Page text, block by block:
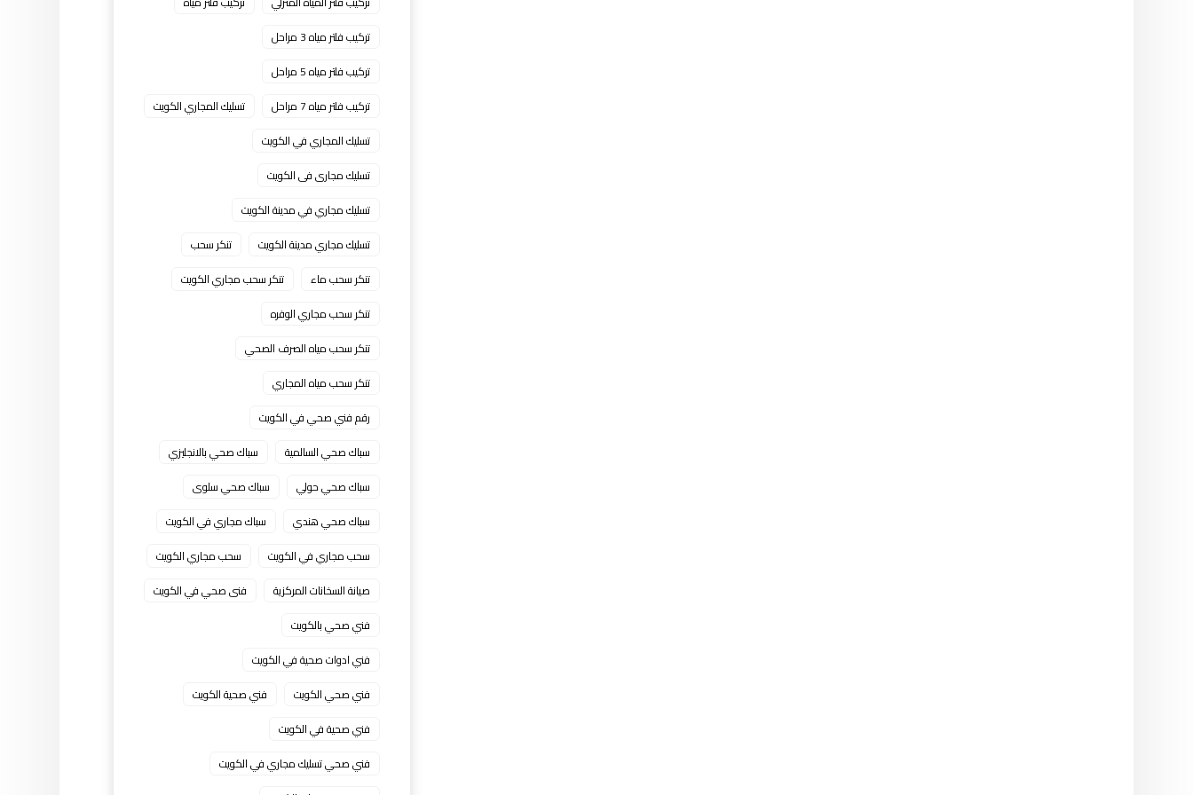
تركيب فلتر مياه 3 مراحل
تركيب فلتر مياه 5 مراحل
تركيب فلتر مياه 7 مراحل
تسليك المجاري الكويت
تسليك المجاري في الكويت
تسليك مجارى فى الكويت
تسليك مجاري في مدينة الكويت
تسليك مجاري مدينة الكويت
تنكر سحب
تنكر سحب ماء
تنكر سحب مجاري الكويت
تنكر سحب مجاري الوفره
تنكر سحب مياه الصرف الصحي
تنكر سحب مياه المجاري
رقم فني صحي في الكويت
سباك صحي السالمية
سباك صحي بالانجليزي
سباك صحي حولي
سباك صحي سلوى
سباك صحي هندي
سباك مجاري في الكويت
سحب مجاري في الكويت
سحب مجاري الكويت
صيانة السخانات المركزية
فنى صحي في الكويت
فني صحي بالكويت
فني ادوات صحية في الكويت
فني صحي الكويت
فني صحية الكويت
فني صحية في الكويت
فني صحي تسليك مجاري في الكويت